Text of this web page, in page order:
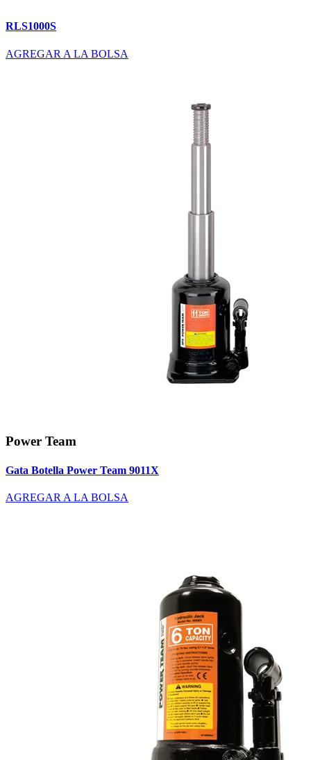
RLS1000S
AGREGAR A LA BOLSA
Power Team
Gata Botella Power Team 9011X
AGREGAR A LA BOLSA